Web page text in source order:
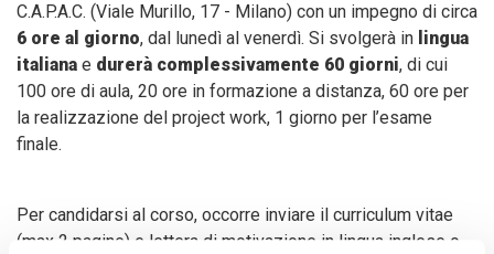
C.A.P.A.C. (Viale Murillo, 17 - Milano) con un impegno di circa
6 ore al giorno, dal lunedì al venerdì. Si svolgerà in lingua
italiana e durerà complessivamente 60 giorni, di cui
100 ore di aula, 20 ore in formazione a distanza, 60 ore per
la realizzazione del project work, 1 giorno per l’esame
finale.
Per candidarsi al corso, occorre inviare il curriculum vitae
(max 2 pagine) e lettera di motivazione in lingua inglese o